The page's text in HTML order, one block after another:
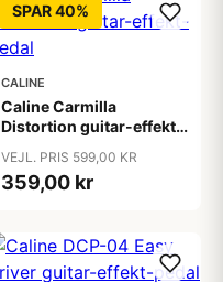
SPAR 40%
CALINE
Caline Carmilla
Distortion guitar-effekt-
VEJL. PRIS 599,00 KR
359,00 kr